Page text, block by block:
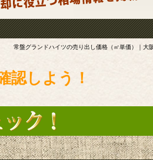
常盤グランドハイツの売り出し価格（㎡単価）｜大
認しよう！